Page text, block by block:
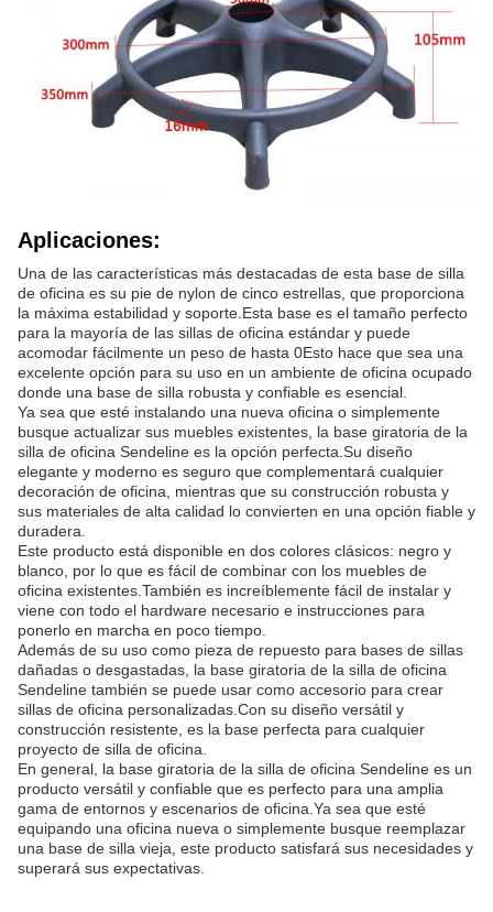
Aplicaciones:
Una de las características más destacadas de esta base de silla
de oficina es su pie de nylon de cinco estrellas, que proporciona
la máxima estabilidad y soporte.Esta base es el tamaño perfecto
para la mayoría de las sillas de oficina estándar y puede
acomodar fácilmente un peso de hasta 0Esto hace que sea una
excelente opción para su uso en un ambiente de oficina ocupado
donde una base de silla robusta y confiable es esencial.
Ya sea que esté instalando una nueva oficina o simplemente
busque actualizar sus muebles existentes, la base giratoria de la
silla de oficina Sendeline es la opción perfecta.Su diseño
elegante y moderno es seguro que complementará cualquier
decoración de oficina, mientras que su construcción robusta y
sus materiales de alta calidad lo convierten en una opción fiable y
duradera.
Este producto está disponible en dos colores clásicos: negro y
blanco, por lo que es fácil de combinar con los muebles de
oficina existentes.También es increíblemente fácil de instalar y
viene con todo el hardware necesario e instrucciones para
ponerlo en marcha en poco tiempo.
Además de su uso como pieza de repuesto para bases de sillas
dañadas o desgastadas, la base giratoria de la silla de oficina
Sendeline también se puede usar como accesorio para crear
sillas de oficina personalizadas.Con su diseño versátil y
construcción resistente, es la base perfecta para cualquier
proyecto de silla de oficina.
En general, la base giratoria de la silla de oficina Sendeline es un
producto versátil y confiable que es perfecto para una amplia
gama de entornos y escenarios de oficina.Ya sea que esté
equipando una oficina nueva o simplemente busque reemplazar
una base de silla vieja, este producto satisfará sus necesidades y
superará sus expectativas.